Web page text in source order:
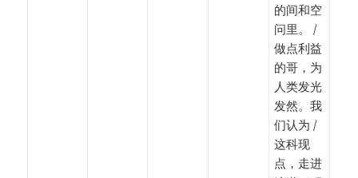
的间和空
问里。 /
做点利益
的哥，为
人类发光
发然。我
们认为 /
这科现
点，走进